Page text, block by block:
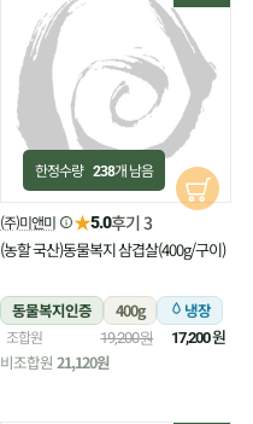
한정수량 238개 남음
(주)미앤미 ★5.0후기 3
(농할 국산)동물복지 삼겹살(400g/구이)
동물복지인증 400g 냉장
조합원 19,200원 17,200원
비조합원 21,120원